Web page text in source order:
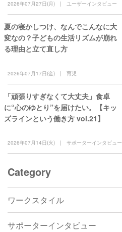
2026年07月27日(月) ユーザーインタビュー
夏の寝かしつけ、なんでこんなに大
変なの？子どもの生活リズムが崩れ
る理由と立て直し方
2026年07月17日(金) 育児
「頑張りすぎなくて大丈夫」食卓
に“心のゆとり”を届けたい。【キッ
ズラインという働き方 vol.21】
2026年07月14日(火) サポーターインタビュー
Category
ワークスタイル
サポーターインタビュー